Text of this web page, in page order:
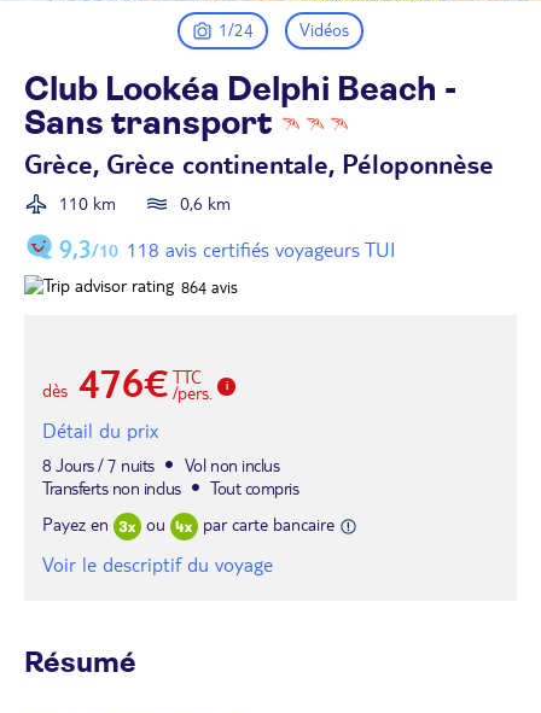
1/24 Vidéos
Club Lookéa Delphi Beach -
Sans transport
Grèce, Grèce continentale, Péloponnèse
110 km 0,6 km
9,3/10 118 avis certifiés voyageurs TUI
864 avis
dès 476€ TTC
/pers.
Détail du prix
8 Jours / 7 nuits
Vol non inclus
Transferts non inclus
Tout compris
Payez en
ou par carte bancaire
Voir le descriptif du voyage
Résumé